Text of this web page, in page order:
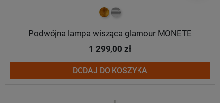
złotychrom
Podwójna lampa wisząca glamour MONETE
1 299,00 zł
DODAJ DO KOSZYKA